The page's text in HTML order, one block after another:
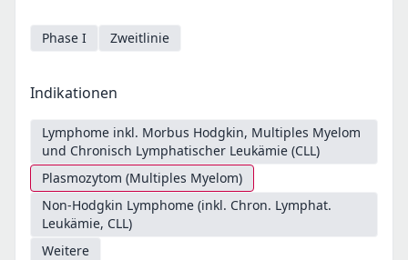
Phase I Zweitlinie
Indikationen
Lymphome inkl. Morbus Hodgkin, Multiples Myelom
und Chronisch Lymphatischer Leukämie (CLL)
Plasmozytom (Multiples Myelom)
Non-Hodgkin Lymphome (inkl. Chron. Lymphat.
Leukämie, CLL)
Weitere